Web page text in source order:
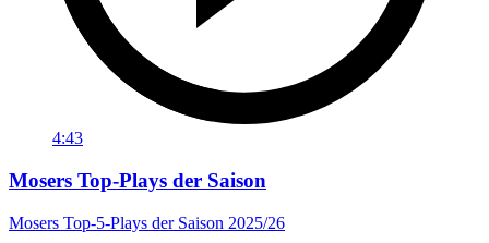
4:43
Mosers Top-Plays der Saison
Mosers Top-5-Plays der Saison 2025/26